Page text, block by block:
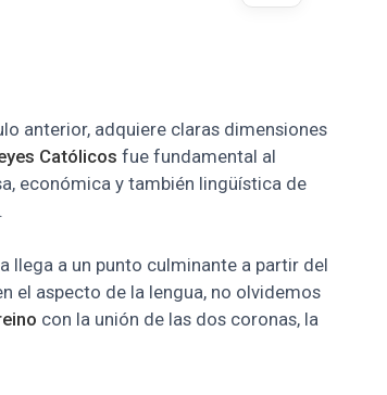
anterior, adquiere claras dimensiones
Católicos fue fundamental al
económica y también lingüística de
llega a un punto culminante a partir del
el aspecto de la lengua, no olvidemos
con la unión de las dos coronas, la